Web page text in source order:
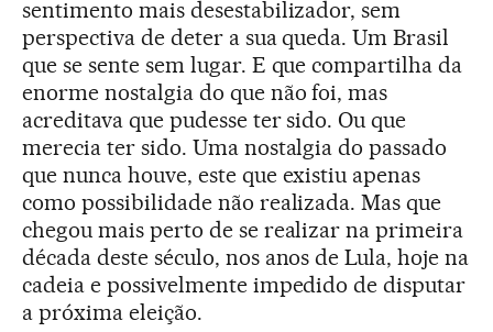
sentimento mais desestabilizador, sem
perspectiva de deter a sua queda. Um Brasil
que se sente sem lugar. E que compartilha da
enorme nostalgia do que não foi, mas
acreditava que pudesse ter sido. Ou que
merecia ter sido. Uma nostalgia do passado
que nunca houve, este que existiu apenas
como possibilidade não realizada. Mas que
chegou mais perto de se realizar na primeira
década deste século, nos anos de Lula, hoje na
cadeia e possivelmente impedido de disputar
a próxima eleição.